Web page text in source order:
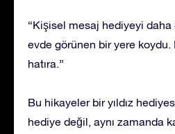
“Kişisel mesaj hediyeyi daha
evde görünen bir yere
hatıra.”
Bu hikayeler bir yıldız
hediye değil, aynı zamanda